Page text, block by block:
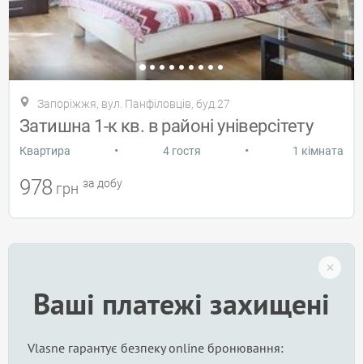
Запоріжжя, вул. Панфіловців, буд.27
Затишна 1-к кв. в районі універсітету
Квартира • 4 гостя • 1 кімната
978 грн за добу
Ваші платежі захищені
Vlasne гарантує безпеку online бронювання: